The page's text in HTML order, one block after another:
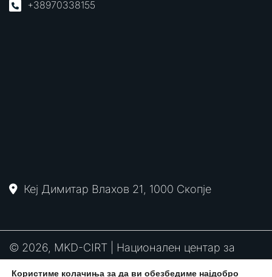
Користиме колачиња за да ви обезбедиме најдобро
+38970338155
Кеј Димитар Влахов 21, 1000 Скопје
© 2026, MKD-CIRT | Национален центар за
одговор на компјутерски инциденти